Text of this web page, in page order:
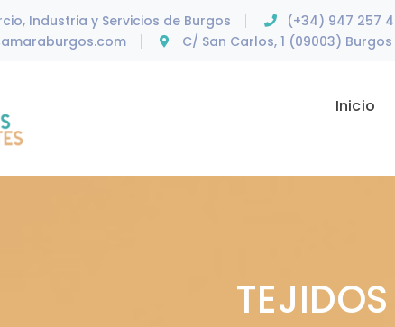
Industria y Servicios de Burgos
(+34) 947 257
C/ San Carlos, 1 (09003) Burgos
Inicio